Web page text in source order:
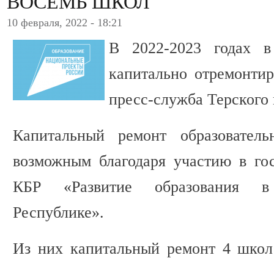
10 февраля, 2022 - 18:21
В 2022-2023 годах
капитально
пресс-служба
Капитальный ремонт
возможным благодаря участию в
КБР «Развитие образования в
Республике».
Из них капитальный ремонт 4 школ